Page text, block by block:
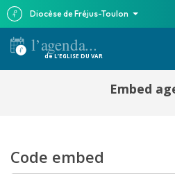
Diocèse de Fréjus-Toulon
l’agenda...
de L’EGLISE DU VAR
Embed
Code embed